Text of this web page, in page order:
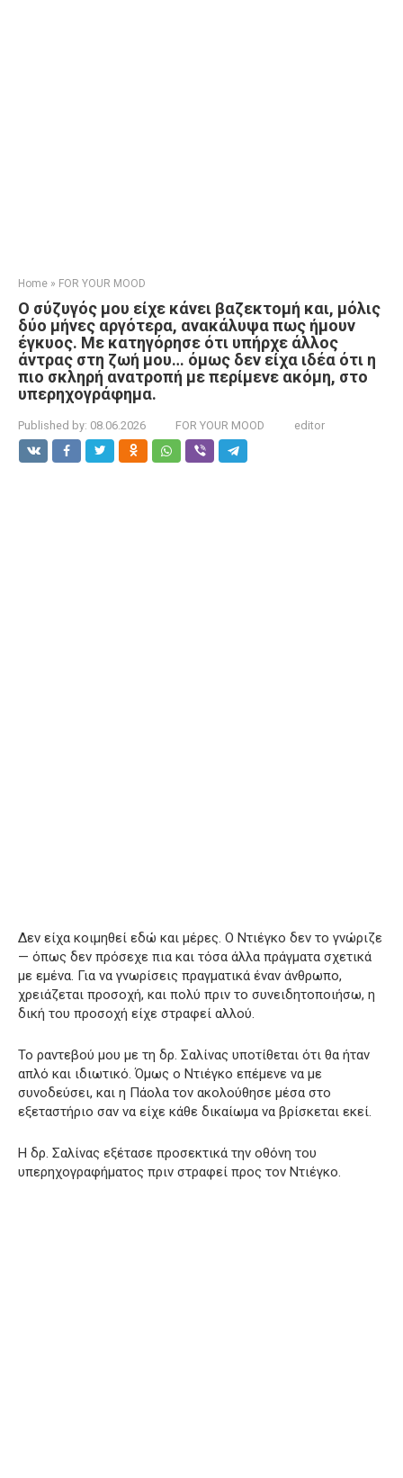
Home » FOR YOUR MOOD
Ο σύζυγός μου είχε κάνει βαζεκτομή και, μόλις
δύο μήνες αργότερα, ανακάλυψα πως ήμουν
έγκυος. Με κατηγόρησε ότι υπήρχε άλλος
άντρας στη ζωή μου… όμως δεν είχα ιδέα ότι η
πιο σκληρή ανατροπή με περίμενε ακόμη, στο
υπερηχογράφημα.
Published by: 08.06.2026 FOR YOUR MOOD editor
Δεν είχα κοιμηθεί εδώ και μέρες. Ο Ντιέγκο δεν το γνώριζε
— όπως δεν πρόσεχε πια και τόσα άλλα πράγματα σχετικά
με εμένα. Για να γνωρίσεις πραγματικά έναν άνθρωπο,
χρειάζεται προσοχή, και πολύ πριν το συνειδητοποιήσω, η
δική του προσοχή είχε στραφεί αλλού.
Το ραντεβού μου με τη δρ. Σαλίνας υποτίθεται ότι θα ήταν
απλό και ιδιωτικό. Όμως ο Ντιέγκο επέμενε να με
συνοδεύσει, και η Πάολα τον ακολούθησε μέσα στο
εξεταστήριο σαν να είχε κάθε δικαίωμα να βρίσκεται εκεί.
Η δρ. Σαλίνας εξέτασε προσεκτικά την οθόνη του
υπερηχογραφήματος πριν στραφεί προς τον Ντιέγκο.